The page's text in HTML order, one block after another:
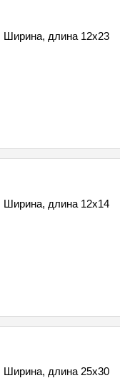
длина 12х23
длина 12х14
длина 25х30